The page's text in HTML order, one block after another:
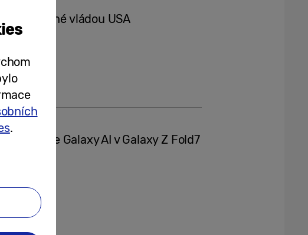
pořádané vládou USA
funkce Galaxy AI v Galaxy Z Fold7
.